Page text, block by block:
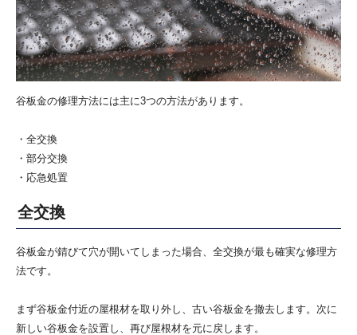
谷板金の修理方法には主に3つの方法があります。
・ 全交換
・ 部分交換
・ 応急処置
全交換
谷板金が錆びて穴が開いてしまった場合、全交換が最も確実な修理方
法です。
まず谷板金付近の屋根材を取り外し、古い谷板金を撤去します。次に
新しい谷板金を設置し、再び屋根材を元に戻します。